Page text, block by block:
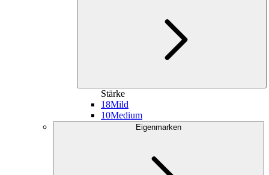
Stärke
18Mild
10Medium
Eigenmarken